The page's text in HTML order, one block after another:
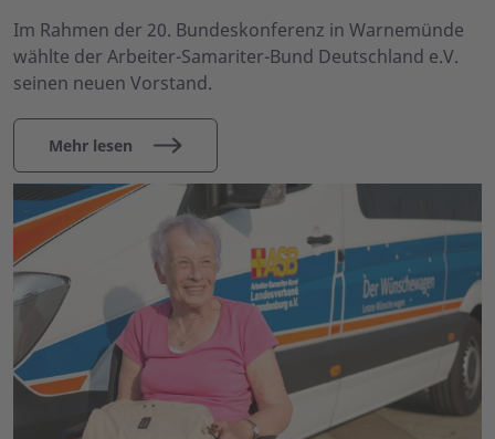
Im Rahmen der 20. Bundeskonferenz in Warnemünde
wählte der Arbeiter-Samariter-Bund Deutschland e.V.
seinen neuen Vorstand.
Mehr lesen